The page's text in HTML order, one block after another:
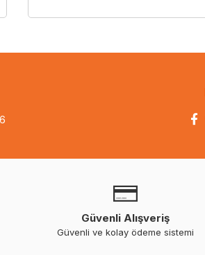
Güvenli Alışveriş
Güvenli ve kolay ödeme sistemi